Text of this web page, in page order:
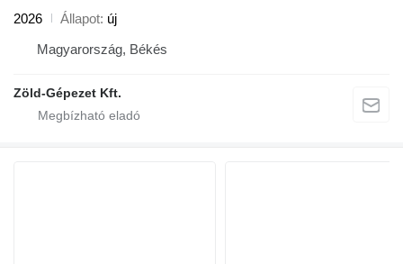
2026 Állapot új
Magyarország, Békés
Zöld-Gépezet Kft.